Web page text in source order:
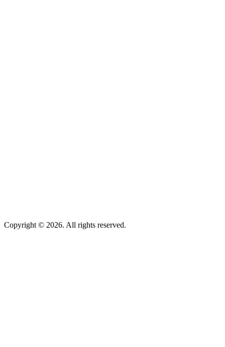
Copyright © 2026. All rights reserved.